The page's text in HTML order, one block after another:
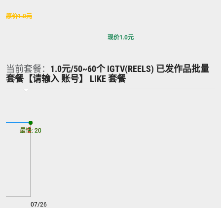
原价1.0元
现价1.0元
当前套餐： 1.0元/50~60个 IGTV(REELS) 已发作品批量
套餐【请输入 账号】 LIKE 套餐
07/26
最慢: 20
最快: 20